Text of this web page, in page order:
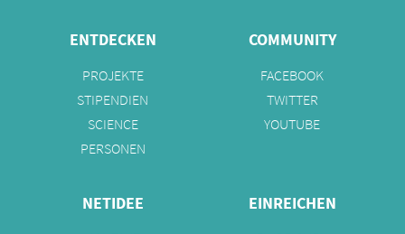
ENTDECKEN
PROJEKTE
STIPENDIEN
SCIENCE
PERSONEN
COMMUNITY
FACEBOOK
TWITTER
YOUTUBE
NETIDEE EINREICHEN